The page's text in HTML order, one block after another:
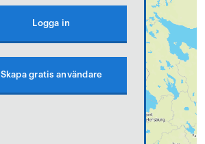
Logga in
Skapa gratis användare